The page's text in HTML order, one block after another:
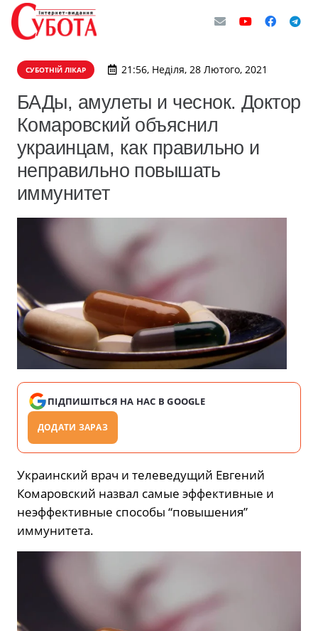
СУБОТНІЙ ЛІКАР 21:56, Неділя, 28 Лютого, 2021
БАДы, амулеты и чеснок. Доктор
Комаровский объяснил
украинцам, как правильно и
неправильно повышать
иммунитет
ПІДПИШІТЬСЯ НА НАС В GOOGLE
ДОДАТИ ЗАРАЗ
Украинский врач и телеведущий Евгений
Комаровский назвал самые эффективные и
неэффективные способы “повышения”
иммунитета.